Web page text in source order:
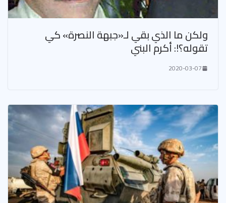
ولكن ما الذي بقي لـ«جبهة النصرة» كي
تقوله؟!: أكرم البني
2020-03-07